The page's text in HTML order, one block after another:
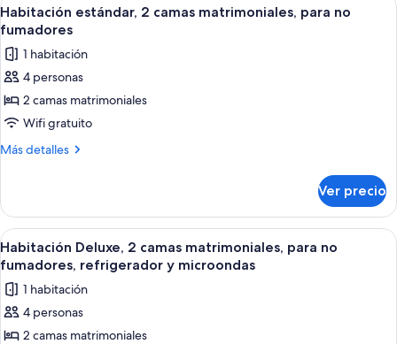
no
fumadores
cama
Queen
para
no
fumadores
todas
las
fotos
de
Habitación
estándar,
2
para
no
fumadores
7
Habitación estándar, 2 camas matrimoniales, para no
fumadores
1 habitación
4 personas
2 camas matrimoniales
Wifi gratuito
Más detalles
Más
estándar,
camas
matrimoniales,
no
fumadores
Ver precio
Abrir
todas
las
fotos
de
Habitación
Habitación de hotel con dos camas,
7
Habitación Deluxe, 2 camas matrimoniales, para no
fumadores, refrigerador y microondas
1 habitación
4 personas
2 camas matrimoniales